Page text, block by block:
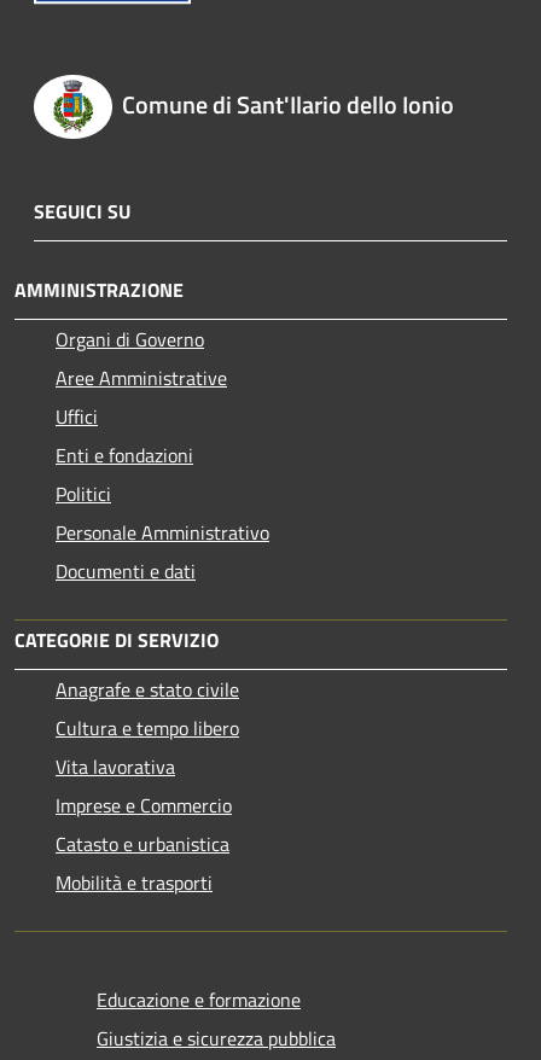
Comune di Sant'Ilario dello Ionio
SEGUICI SU
AMMINISTRAZIONE
Organi di Governo
Aree Amministrative
Uffici
Enti e fondazioni
Politici
Personale Amministrativo
Documenti e dati
CATEGORIE DI SERVIZIO
Anagrafe e stato civile
Cultura e tempo libero
Vita lavorativa
Imprese e Commercio
Catasto e urbanistica
Mobilità e trasporti
Educazione e formazione
Giustizia e sicurezza pubblica